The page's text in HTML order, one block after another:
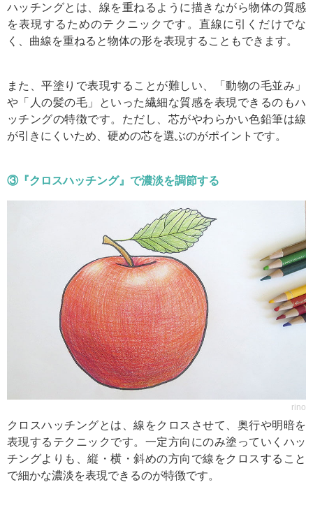
ハッチングとは、線を重ねるように描きながら物体の質感
を表現するためのテクニックです。直線に引くだけでな
く、曲線を重ねると物体の形を表現することもできます。
また、平塗りで表現することが難しい、「動物の毛並み」
や「人の髪の毛」といった繊細な質感を表現できるのもハ
ッチングの特徴です。ただし、芯がやわらかい色鉛筆は線
が引きにくいため、硬めの芯を選ぶのがポイントです。
③『クロスハッチング』で濃淡を調節する
rino
クロスハッチングとは、線をクロスさせて、奥行や明暗を
表現するテクニックです。一定方向にのみ塗っていくハッ
チングよりも、縦・横・斜めの方向で線をクロスすること
で細かな濃淡を表現できるのが特徴です。